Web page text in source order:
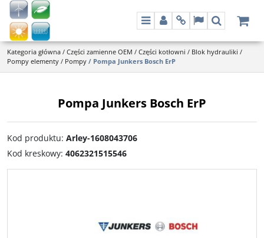
MenuPanelInfoLangSzukaj
Kategoria główna / Części zamienne OEM / Części kotłowni / Blok hydrauliki /
Pompy elementy / Pompy / Pompa Junkers Bosch ErP
Pompa Junkers Bosch ErP
Kod produktu: Arley-1608043706
Kod kreskowy: 4062321515546